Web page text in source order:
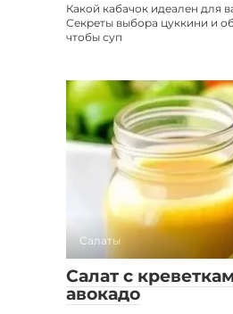
Какой кабачок идеален для
Секреты выбора цуккини и
чтобы суп
Салаты
Салат с
авокадо